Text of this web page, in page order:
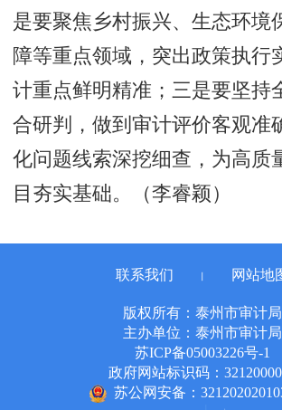
是要聚焦乡村振兴、生态环境
障等重点领域，突出政策执行
计重点鲜明精准；三是要坚持
合研判，做到审计评价客观准
化问题线索深挖细查，为高质
目夯实基础。（李睿颖）
联系我们 网站地
版权所有：泰州市审计局
主办单位：泰州市审计局
苏ICP备05003226号-1
政府网站标识码：
苏公网安备：